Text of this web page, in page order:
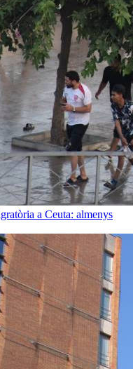
a Ceuta: almenys